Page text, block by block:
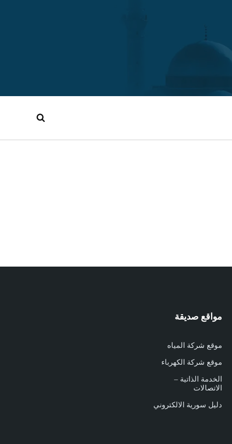
مواقع صديقة
موقع شركة المياه
موقع شركة الكهرباء
الخدمة الذاتية –
الاتصالات
دليل سورية الالكتروني